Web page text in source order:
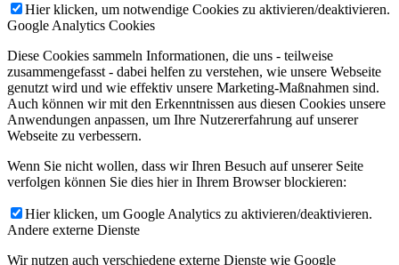
Hier klicken, um notwendige Cookies zu aktivieren/deaktivieren.
Google Analytics Cookies
Diese Cookies sammeln Informationen, die uns - teilweise
zusammengefasst - dabei helfen zu verstehen, wie unsere Webseite
genutzt wird und wie effektiv unsere Marketing-Maßnahmen sind.
Auch können wir mit den Erkenntnissen aus diesen Cookies unsere
Anwendungen anpassen, um Ihre Nutzererfahrung auf unserer
Webseite zu verbessern.
Wenn Sie nicht wollen, dass wir Ihren Besuch auf unserer Seite
verfolgen können Sie dies hier in Ihrem Browser blockieren:
Hier klicken, um Google Analytics zu aktivieren/deaktivieren.
Andere externe Dienste
Wir nutzen auch verschiedene externe Dienste wie Google